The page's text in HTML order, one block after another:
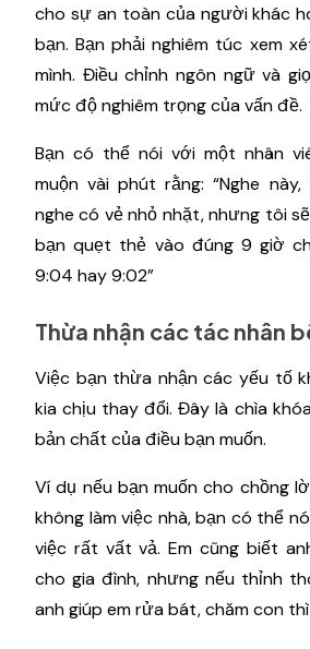
cho sự an toàn của người khác
bạn. Bạn phải nghiêm túc xem
mình. Điều chỉnh ngôn ngữ và
mức độ nghiêm trọng của vấn đề.
Bạn có thể nói với một nhân
muộn vài phút rằng: “Nghe
nghe có vẻ nhỏ nhặt, nhưng tôi
bạn quẹt thẻ vào đúng 9 giờ
9:04 hay 9:02”
Thừa nhận các tác nhân
Việc bạn thừa nhận các yếu tố
kia chịu thay đổi. Đây là chìa
bản chất của điều bạn muốn.
Ví dụ nếu bạn muốn cho chồng
không làm việc nhà, bạn có thể
việc rất vất vả. Em cũng biết
cho gia đình, nhưng nếu thỉnh
anh giúp em rửa bát, chăm con thì